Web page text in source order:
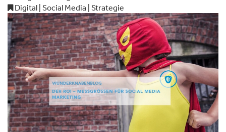
Digital | Social Media | Strategie